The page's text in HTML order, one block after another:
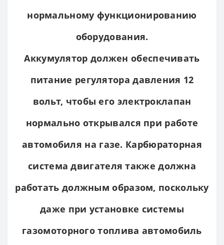
нормальному функционированию
оборудования.
Аккумулятор должен обеспечивать
питание регулятора давления 12
вольт, чтобы его электроклапан
нормально открывался при работе
автомобиля на газе. Карбюраторная
система двигателя также должна
работать должным образом, поскольку
даже при установке системы
газомоторного топлива автомобиль